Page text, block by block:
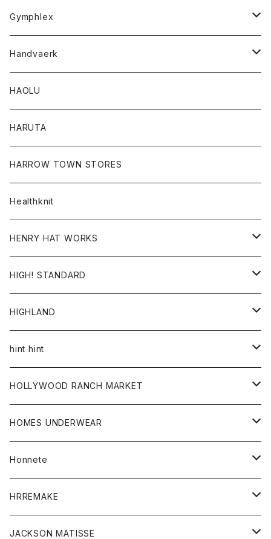
Tシャツ
Gymphlex
アウター
カーディガン
コート
トップス
シャツ
スウェット
レディース
カーディガン
コート
ボトム
パンツ
Handvaerk
トップス
Tシャツ
ロンTEE
HAOLU
HARUTA
HARROW TOWN STORES
Healthknit
HENRY HAT WORKS
帽子
HIGH! STANDARD
アウター
ジャケット
トップス
シャツ
カーディガン
ボトム
グッズ
帽子
HIGHLAND
帽子
hint hint
ストール
HOLLYWOOD RANCH MARKET
アウター
カーディガン
コート
アクセサリー
ウォレット
ストール
キッズ
Tシャツ
グッズ
HOMES UNDERWEAR
アウター
カーディガン
コート
キッズ
Tシャツ
グッズ
Honnete
ブラウス
ワンピース
HRREMAKE
バック
JACKSON MATISSE